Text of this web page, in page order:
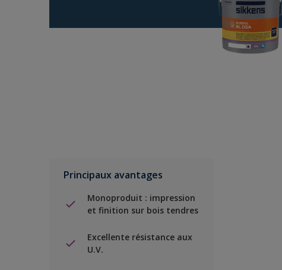
Principaux avantages
Monoproduit : impression
et finition sur bois tendres
Excellente résistance aux
U.V.